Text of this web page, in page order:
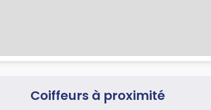
Coiffeurs à proximité